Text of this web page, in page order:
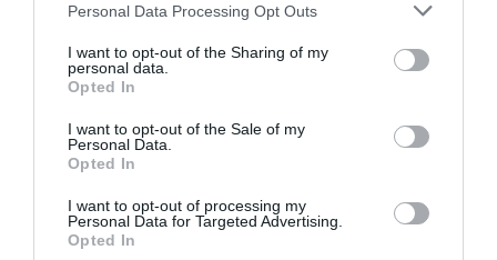
Personal Data Processing Opt Outs
I want to opt-out of the Sharing of my
personal data.
Opted In
I want to opt-out of the Sale of my
Personal Data.
Opted In
I want to opt-out of processing my
Personal Data for Targeted Advertising.
Opted In
El tribunal apunta que, de recuperarse esos
mensajes,"pudieran aportar información respecto a